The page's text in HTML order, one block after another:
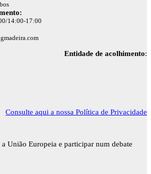
14:00-17:00
Entidade de acolhimento:
Consulte aqui a nossa Política de Privacidade
a União Europeia e participar num debate